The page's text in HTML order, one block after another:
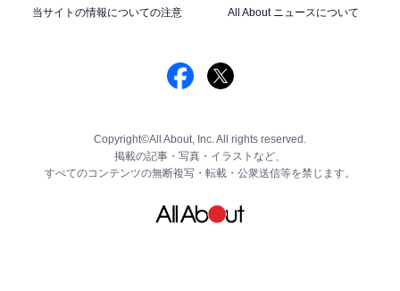
当サイトの情報についての注意
All About ニュースについて
Copyright©All About, Inc. All rights reserved.
掲載の記事・写真・イラストなど、
すべてのコンテンツの無断複写・転載・公衆送信等を禁じます。